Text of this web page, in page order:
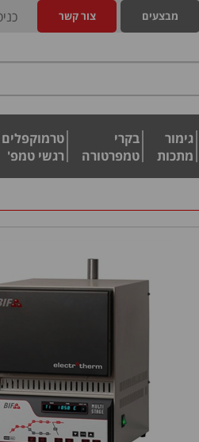
צור קשר מבצעים
גימור
מתכות
בקרי
טמפרטורה
טרמוקפלים
רגשי טמפ'